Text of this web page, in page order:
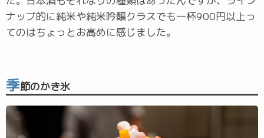
ナップ的に純米や純米吟醸クラスでも一杯900円以上っ
てのはちょっとお高めに感じました。
季節のかき氷